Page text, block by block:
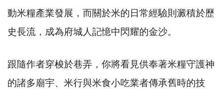
動米糧產業發展，而關於米的日常經驗則澱積於歷
史長流，成為府城人記憶中閃耀的金沙。
跟隨作者穿梭於巷弄，你將看見供奉著米糧守護神
的諸多廟宇、米行與米食小吃業者傳承舊時的技